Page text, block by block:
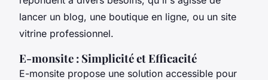
lancer un blog, une boutique en ligne, ou un site
vitrine professionnel.
E-monsite : Simplicité et Efficacité
E-monsite propose une solution accessible pour